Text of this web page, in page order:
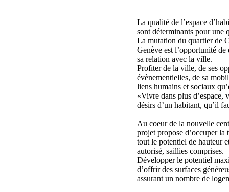
La qualité de l’espace
sont déterminants pour une
La mutation du quartier de
Genève est l’opportunité de
sa relation avec la ville.
Profiter de la ville, de ses
évènementielles, de sa
liens humains et sociaux
«Vivre dans plus d’espace,
désirs d’un habitant, qu’il
Au coeur de la nouvelle
projet propose d’occuper la
tout le potentiel de hauteur
autorisé, saillies comprises.
Développer le potentiel
d’offrir des surfaces
assurant un nombre de